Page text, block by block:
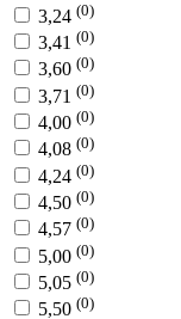
3,24 (0)
3,41 (0)
3,60 (0)
3,71 (0)
4,00 (0)
4,08 (0)
4,24 (0)
4,50 (0)
4,57 (0)
5,00 (0)
5,05 (0)
5,50 (0)